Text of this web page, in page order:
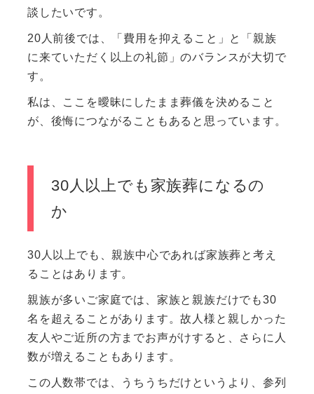
談したいです。
20人前後では、「費用を抑えること」と「親族
に来ていただく以上の礼節」のバランスが大切で
す。
私は、ここを曖昧にしたまま葬儀を決めること
が、後悔につながることもあると思っています。
30人以上でも家族葬になるの
か
30人以上でも、親族中心であれば家族葬と考え
ることはあります。
親族が多いご家庭では、家族と親族だけでも30
名を超えることがあります。故人様と親しかった
友人やご近所の方までお声がけすると、さらに人
数が増えることもあります。
この人数帯では、うちうちだけというより、参列